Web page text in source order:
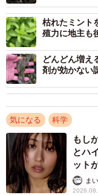
（Amasakuさん提供）
枯れたミント
殖力に地主も
どんどん増
剤が効かない
気になる 科学
もし
とハ
ット
い」
ま